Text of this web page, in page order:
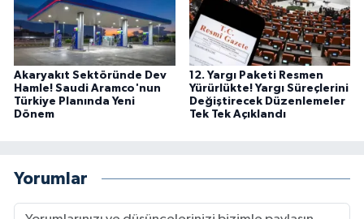
Akaryakıt Sektöründe Dev
Hamle! Saudi Aramco'nun
Türkiye Planında Yeni
Dönem
12. Yargı Paketi Resmen
Yürürlükte! Yargı Süreçlerini
Değiştirecek Düzenlemeler
Tek Tek Açıklandı
Yorumlar